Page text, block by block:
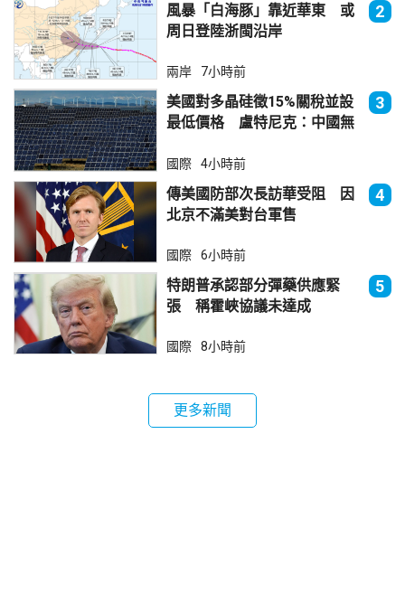
風暴「白海豚」靠近華東 或
周日登陸浙閩沿岸
2
兩岸 7小時前
美國對多晶硅徵15%關稅並設
最低價格 盧特尼克：中國無
3
國際 4小時前
傳美國防部次長訪華受阻 因
北京不滿美對台軍售
4
國際 6小時前
特朗普承認部分彈藥供應緊
張 稱霍峽協議未達成
5
國際 8小時前
更多新聞